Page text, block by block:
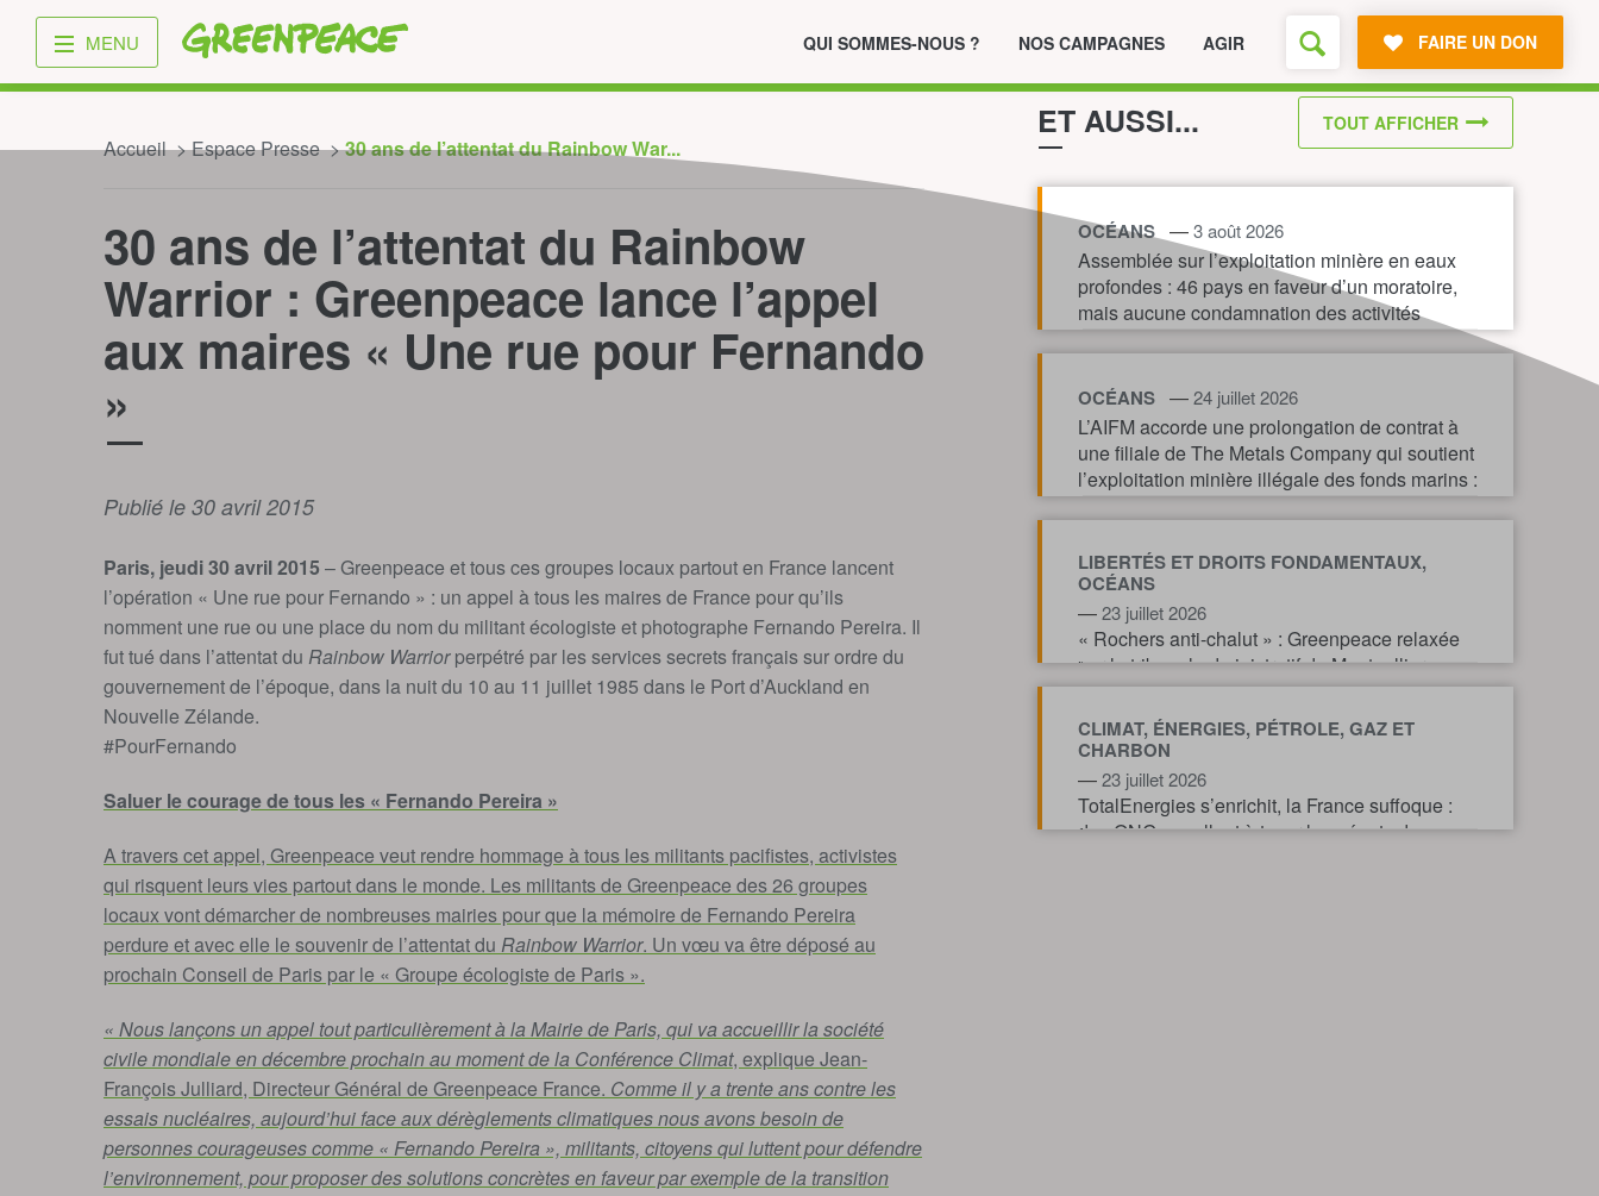
Greenpeace
MENU QUI SOMMES-NOUS ? NOS CAMPAGNES AGIR FAIRE UN DON
Accueil Espace Presse 30 ans de l’attentat du Rainbow War...
30 ans de l’attentat du Rainbow
Warrior : Greenpeace lance l’appel
aux maires « Une rue pour Fernando
»
Publié le 30 avril 2015
Paris, jeudi 30 avril 2015 – Greenpeace et tous ces groupes locaux partout en France lancent
l’opération « Une rue pour Fernando » : un appel à tous les maires de France pour qu’ils
nomment une rue ou une place du nom du militant écologiste et photographe Fernando Pereira. Il
fut tué dans l’attentat du Rainbow Warriorperpétré par les services secrets français sur ordre du
gouvernement de l’époque, dans la nuit du 10 au 11 juillet 1985 dans le Port d’Auckland en
Nouvelle Zélande.
#PourFernando
Saluer le courage de tous les « Fernando Pereira »
A travers cet appel, Greenpeace veut rendre hommage à tous les militants pacifistes, activistes
qui risquent leurs vies partout dans le monde. Les militants de Greenpeace des 26 groupes
locaux vont démarcher de nombreuses mairies pour que la mémoire de Fernando Pereira
perdure et avec elle le souvenir de l’attentat du Rainbow Warrior. Un vœu va être déposé au
prochain Conseil de Paris par le « Groupe écologiste de Paris ».
« Nous lançons un appel tout particulièrement à la Mairie de Paris, qui va accueillir la société
civile mondiale en décembre prochain au moment de la Conférence Climat, explique Jean-
François Julliard, Directeur Général de Greenpeace France. Comme il y a trente ans contre les
essais nucléaires, aujourd’hui face aux dérèglements climatiques nous avons besoin de
personnes courageuses comme « Fernando Pereira », militants, citoyens qui luttent pour défendre
l’environnement, pour proposer des solutions concrètes en faveur par exemple de la transition
ET AUSSI...
OCÉANS —3 août 2026
Assemblée sur l’exploitation minière en eaux
profondes : 46 pays en faveur d’un moratoire,
mais aucune condamnation des activités
illégales
OCÉANS —24 juillet 2026
L’AIFM accorde une prolongation de contrat à
une filiale de The Metals Company qui soutient
l’exploitation minière illégale des fonds marins :
une nouvelle preuve de la nécessité d’un
LIBERTÉS ET DROITS FONDAMENTAUX,
OCÉANS
—23 juillet 2026
« Rochers anti-chalut » : Greenpeace relaxée
par le tribunal administratif de Montpellier
CLIMAT, ÉNERGIES, PÉTROLE, GAZ ET
CHARBON
—23 juillet 2026
TotalEnergies s’enrichit, la France suffoque :
des ONG appellent à taxer les géants du
TOUT AFFICHER